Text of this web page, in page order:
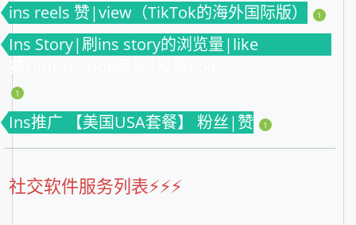
ins reels 赞|view（TikTok的海外国际版） 1
Ins Story|刷ins story的浏览量|like
赞|impression曝光|投票Poll
1
Ins推广 【美国USA套餐】 粉丝|赞 1
社交软件服务列表⚡️⚡️⚡️